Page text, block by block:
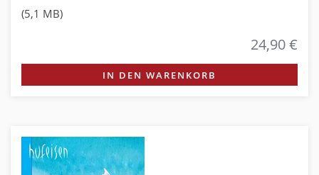
(5,1 MB)
24,90 €
IN DEN WARENKORB